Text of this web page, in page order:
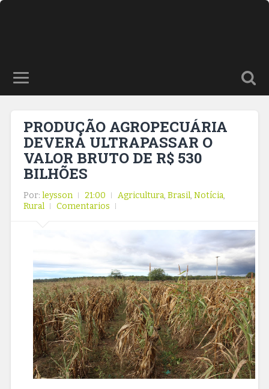
PRODUÇÃO AGROPECUÁRIA
DEVERÁ ULTRAPASSAR O
VALOR BRUTO DE R$ 530
BILHÕES
Por: leysson 21:00 Agricultura, Brasil, Notícia,
Rural
Comentarios